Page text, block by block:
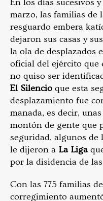
En los días sucesivos
marzo, las familias de
resguardo embera
dejaron sus casas y
la ola de desplazados
oficial del ejército que
no quiso ser
El Silencio que esta
desplazamiento fue
manada, es decir,
montón de gente que
seguridad, algunos de
le dijeron a La Liga
por la disidencia de
Con las 775 familias
corregimiento